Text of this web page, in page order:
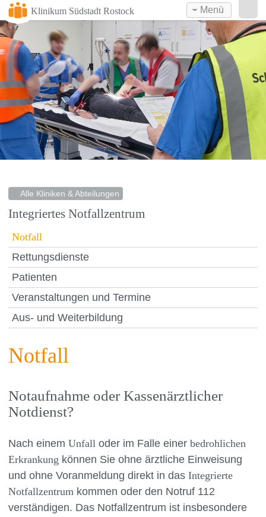
Klinikum Südstadt Rostock Menü
Alle Kliniken & Abteilungen
Integriertes Notfallzentrum
Notfall
Rettungsdienste
Patienten
Veranstaltungen und Termine
Aus- und Weiterbildung
Notfall
Notaufnahme oder Kassenärztlicher
Notdienst?
Nach einem Unfall oder im Falle einer bedrohlichen
Erkrankung können Sie ohne ärztliche Einweisung
und ohne Voranmeldung direkt in das Integrierte
Notfallzentrum kommen oder den Notruf 112
verständigen. Das Notfallzentrum ist insbesondere